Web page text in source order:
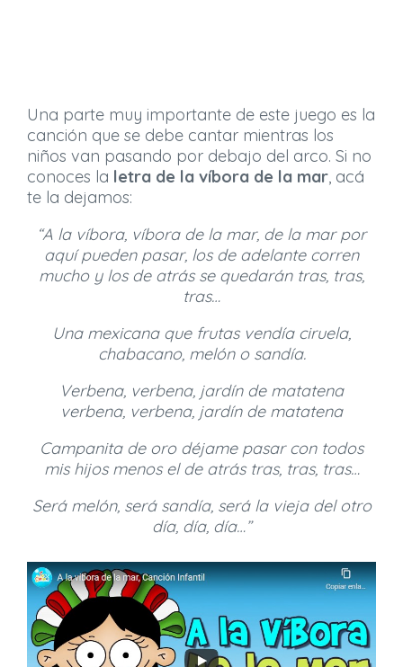
Una parte muy importante de este juego es la
canción que se debe cantar mientras los
niños van pasando por debajo del arco. Si no
conoces la letra de la víbora de la mar, acá
te la dejamos:
“A la víbora, víbora de la mar, de la mar por
aquí pueden pasar, los de adelante corren
mucho y los de atrás se quedarán tras, tras,
tras…
Una mexicana que frutas vendía ciruela,
chabacano, melón o sandía.
Verbena, verbena, jardín de matatena
verbena, verbena, jardín de matatena
Campanita de oro déjame pasar con todos
mis hijos menos el de atrás tras, tras, tras…
Será melón, será sandía, será la vieja del otro
día, día, día…”